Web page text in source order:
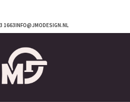
INFO@JMODESIGN.NL
1663